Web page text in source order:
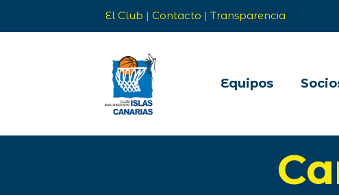
El Club | Contacto | Transparencia
Equipos